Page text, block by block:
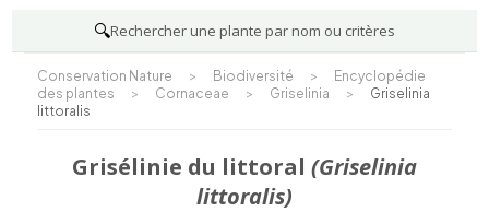
🔍Rechercher une plante par nom ou critères
Conservation Nature > Biodiversité >
Encyclopédie
des plantes
> Cornaceae > Griselinia >
Griselinia
littoralis
Grisélinie du littoral (Griselinia
littoralis)